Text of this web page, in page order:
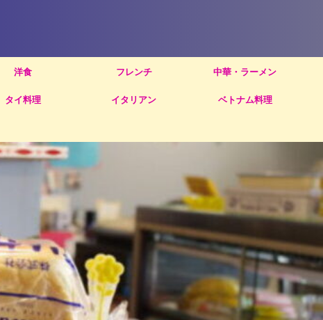
洋食 フレンチ 中華・ラーメン
タイ料理 イタリアン ベトナム料理